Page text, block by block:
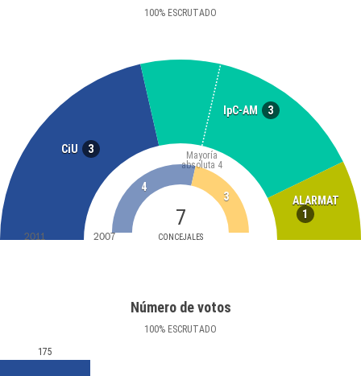
100% ESCRUTADO
CiU 3
IpC-AM 3
ALARMAT
1
7
CONCEJALES
Mayoría
absoluta 4
4
3
2011 2007
Número de votos
100% ESCRUTADO
175